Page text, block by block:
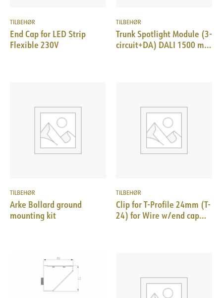
TILBEHØR
End Cap for LED Strip
Flexible 230V
TILBEHØR
Trunk Spotlight Module (3-
circuit+DA) DALI 1500 mm
TILBEHØR
Arke Bollard ground
mounting kit
TILBEHØR
Clip for T-Profile 24mm (T-
24) for Wire w/end cap